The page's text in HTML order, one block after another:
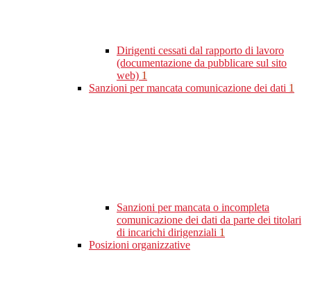
Dirigenti cessati dal rapporto di lavoro
(documentazione da pubblicare sul sito
web) 1
Sanzioni per mancata comunicazione dei dati 1
Sanzioni per mancata o incompleta
comunicazione dei dati da parte dei titolari
di incarichi dirigenziali 1
Posizioni organizzative